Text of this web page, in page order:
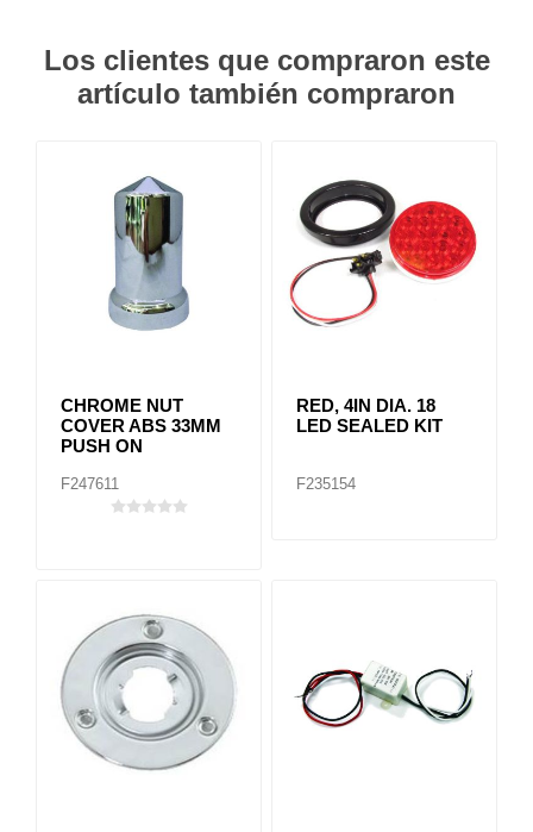
Los clientes que compraron este
artículo también compraron
CHROME NUT
COVER ABS 33MM
PUSH ON
F247611
RED, 4IN DIA. 18
LED SEALED KIT
F235154